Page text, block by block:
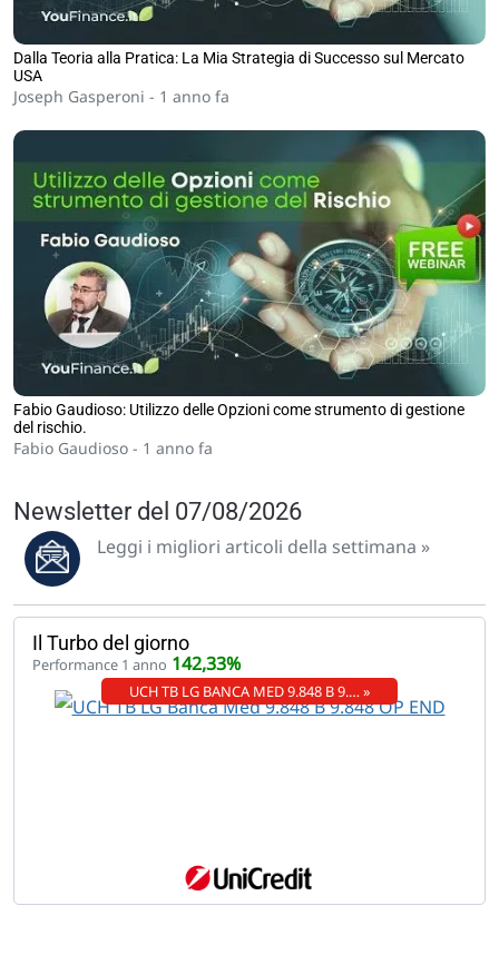
Dalla Teoria alla Pratica: La Mia Strategia di Successo sul Mercato
USA
Joseph Gasperoni - 1 anno fa
Fabio Gaudioso: Utilizzo delle Opzioni come strumento di gestione
del rischio.
Fabio Gaudioso - 1 anno fa
Newsletter del 07/08/2026
Leggi i migliori articoli della settimana »
Il Turbo del giorno
Performance 1 anno 142,33%
UCH TB LG BANCA MED 9.848 B 9.… »